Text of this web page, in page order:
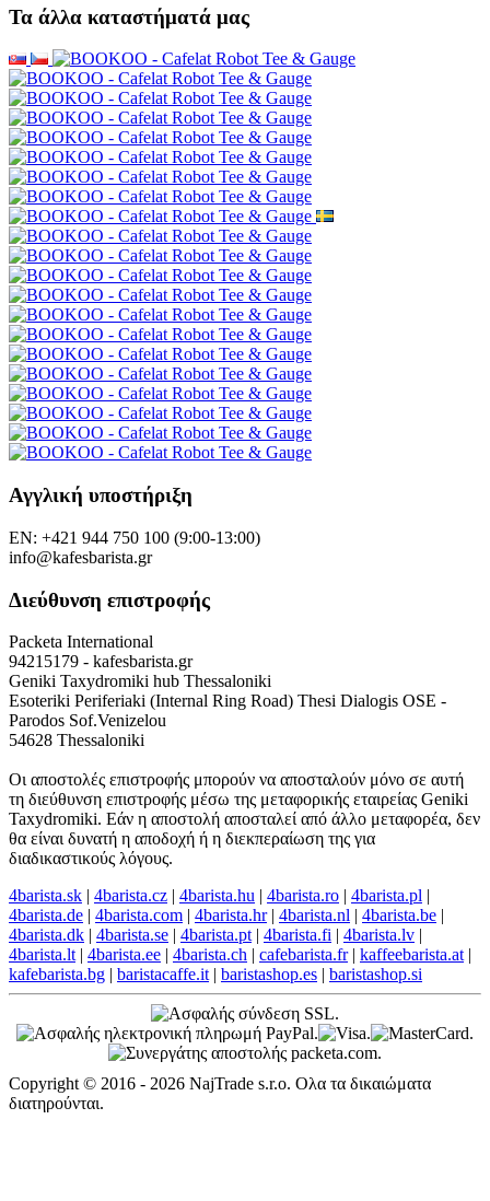
Τα άλλα καταστήματά μας
Αγγλική υποστήριξη
EN: +421 944 750 100 (9:00-13:00)
info@kafesbarista.gr
Διεύθυνση επιστροφής
Packeta International
94215179 - kafesbarista.gr
Geniki Taxydromiki hub Thessaloniki
Esoteriki Periferiaki (Internal Ring Road) Thesi Dialogis OSE -
Parodos Sof.Venizelou
54628 Thessaloniki
Οι αποστολές επιστροφής μπορούν να αποσταλούν μόνο σε αυτή
τη διεύθυνση επιστροφής μέσω της μεταφορικής εταιρείας Geniki
Taxydromiki. Εάν η αποστολή αποσταλεί από άλλο μεταφορέα, δεν
θα είναι δυνατή η αποδοχή ή η διεκπεραίωση της για
διαδικαστικούς λόγους.
4barista.sk | 4barista.cz | 4barista.hu | 4barista.ro | 4barista.pl |
4barista.de | 4barista.com | 4barista.hr| 4barista.nl | 4barista.be |
4barista.dk | 4barista.se | 4barista.pt | 4barista.fi | 4barista.lv |
4barista.lt | 4barista.ee | 4barista.ch | cafebarista.fr| kaffeebarista.at |
kafebarista.bg | baristacaffe.it | baristashop.es | baristashop.si
Copyright © 2016 - 2026 NajTrade s.r.o. Ολα τα δικαιώματα
διατηρούνται.